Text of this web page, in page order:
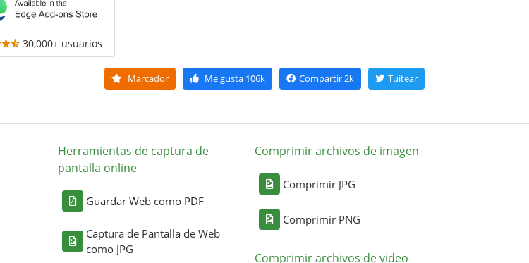
30,000+ usuarios
Marcador Me gusta106k Compartir 2k Tuitear
Herramientas de captura de
pantalla online
Guardar Web como PDF
Captura de Pantalla de Web
como JPG
Comprimir archivos de imagen
Comprimir JPG
Comprimir PNG
Comprimir archivos de video